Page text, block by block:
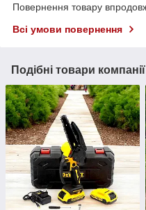
Повернення товару
Всі умови повернення
Подібні товари компанії